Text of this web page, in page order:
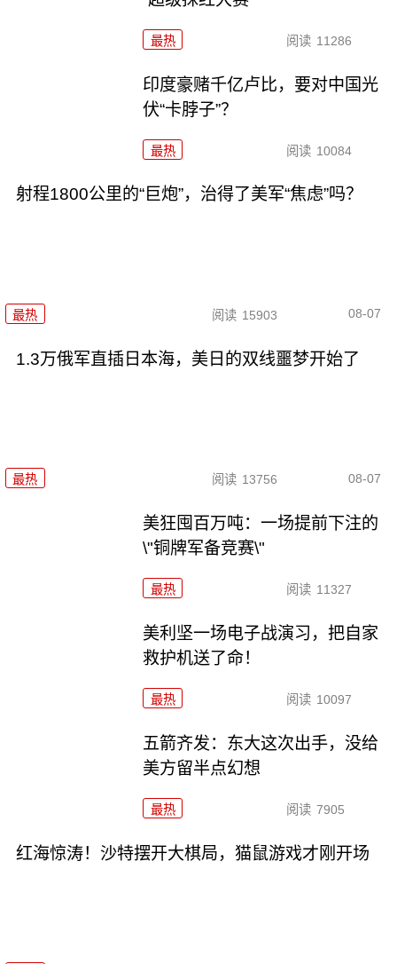
最热 阅读 11286
印度豪赌千亿卢比，要对中国光
伏“卡脖子”？
最热 阅读 10084
射程1800公里的“巨炮”，治得了美军“焦虑”吗？
最热 阅读 15903 08-07
1.3万俄军直插日本海，美日的双线噩梦开始了
最热 阅读 13756 08-07
美狂囤百万吨：一场提前下注的
\"铜牌军备竞赛\"
最热 阅读 11327
美利坚一场电子战演习，把自家
救护机送了命！
最热 阅读 10097
五箭齐发：东大这次出手，没给
美方留半点幻想
最热 阅读 7905
红海惊涛！沙特摆开大棋局，猫鼠游戏才刚开场